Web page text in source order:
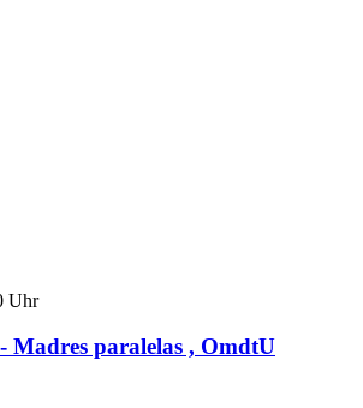
Uhr
Madres paralelas , OmdtU